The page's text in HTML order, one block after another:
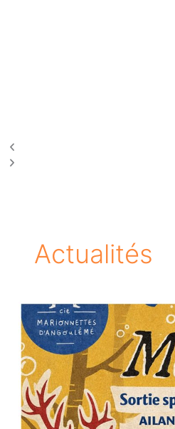
Actualités
SPECTACLE
MARIONNETTE